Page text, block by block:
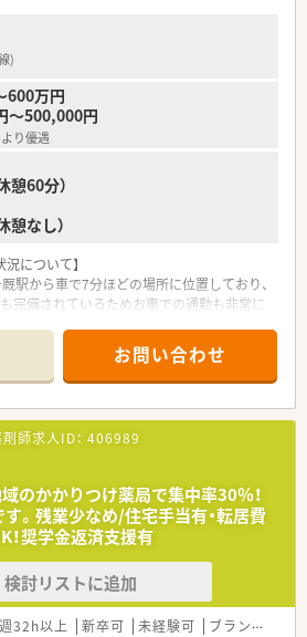
して正社員の配属先を検討しており、社員一
ージに合わせて配属店舗の提案、職場環境の
ています。
休復帰率100％という水準を保っています。
にも働き方によって契約社員など雇用形態
くださる柔軟な環境です。
環器科を応需しており、幅広い年齢層の患者
ほどあり、薬剤師2名体制で運営していま
みを促進していきたいと考えており、増員の
)
600万円
～500,000円
り優遇
憩60分）
憩なし）
況について】
駅から車で7分ほどの場所に位置しており、
完備されているためお車での通勤も非常に
環器科をメインに1日平均130枚ほど応需し
180枚程度の処方箋に対応する活気ある職場
制を維持しており、事務スタッフも3名配
務に専念できます。
ポイント】
ンに多種多様な処方箋を扱うため、薬剤師
バランスよく積むことができる点は大きな
非常に近く、自身の服薬指導によって体調が
を直接聞くことができるため、高い貢献感を
に入ることもあるほど現場への理解が深く、
の負担が大きくならないよう常に配慮され
お問い合わせ
師求人ID： 406989
のかかりつけ薬局で集中率30％！
。残業少なめ/住宅手当有・転居費
！奨学金返済支援有
検討リストに追加
週32h以上 新卒可 未経験可 ブランク可